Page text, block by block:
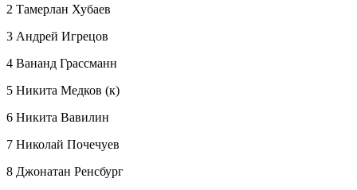
2 Тамерлан Хубаев
3 Андрей Игрецов
4 Вананд Грассманн
5 Никита Медков (к)
6 Никита Вавилин
7 Николай Почечуев
8 Джонатан Ренсбург